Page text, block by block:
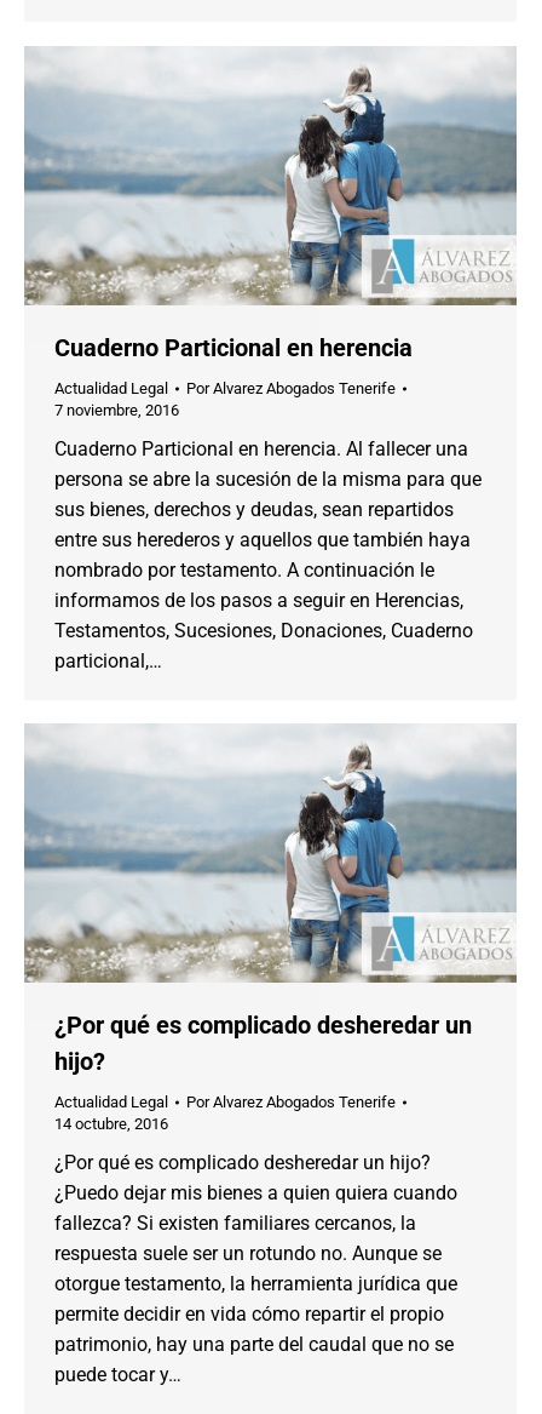
Cuaderno Particional en herencia
Actualidad Legal PorAlvarez Abogados Tenerife
7 noviembre, 2016
Cuaderno Particional en herencia. Al fallecer una
persona se abre la sucesión de la misma para que
sus bienes, derechos y deudas, sean repartidos
entre sus herederos y aquellos que también haya
nombrado por testamento. A continuación le
informamos de los pasos a seguir en Herencias,
Testamentos, Sucesiones, Donaciones, Cuaderno
particional,…
¿Por qué es complicado desheredar un
hijo?
Actualidad Legal PorAlvarez Abogados Tenerife
14 octubre, 2016
¿Por qué es complicado desheredar un hijo?
¿Puedo dejar mis bienes a quien quiera cuando
fallezca? Si existen familiares cercanos, la
respuesta suele ser un rotundo no. Aunque se
otorgue testamento, la herramienta jurídica que
permite decidir en vida cómo repartir el propio
patrimonio, hay una parte del caudal que no se
puede tocar y…